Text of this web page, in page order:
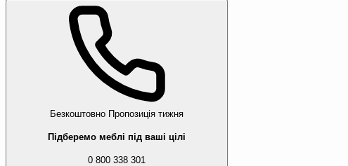
Безкоштовно Пропозиція тижня
Підберемо меблі під ваші цілі
0 800 338 301